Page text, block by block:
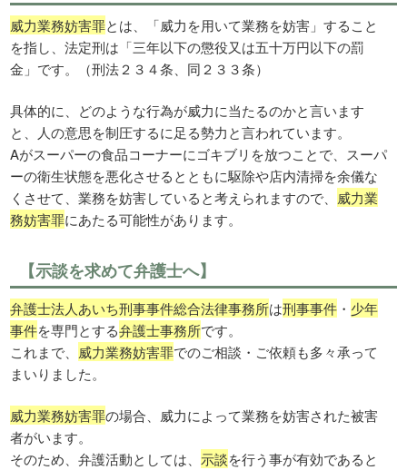
威力業務妨害罪とは、「威力を用いて業務を妨害」すること
を指し、法定刑は「三年以下の懲役又は五十万円以下の罰
金」です。（刑法２３４条、同２３３条）
具体的に、どのような行為が威力に当たるのかと言います
と、人の意思を制圧するに足る勢力と言われています。
Aがスーパーの食品コーナーにゴキブリを放つことで、スーパ
ーの衛生状態を悪化させるとともに駆除や店内清掃を余儀な
くさせて、業務を妨害していると考えられますので、 威力業
務妨害罪にあたる可能性があります。
【示談を求めて弁護士へ】
弁護士法人あいち刑事事件総合法律事務所は刑事事件 ・ 少年
事件を専門とする弁護士事務所です。
これまで、 威力業務妨害罪でのご相談・ご依頼も多々承って
まいりました。
威力業務妨害罪の場合、威力によって業務を妨害された被害
者がいます。
そのため、弁護活動としては、 示談を行う事が有効であると